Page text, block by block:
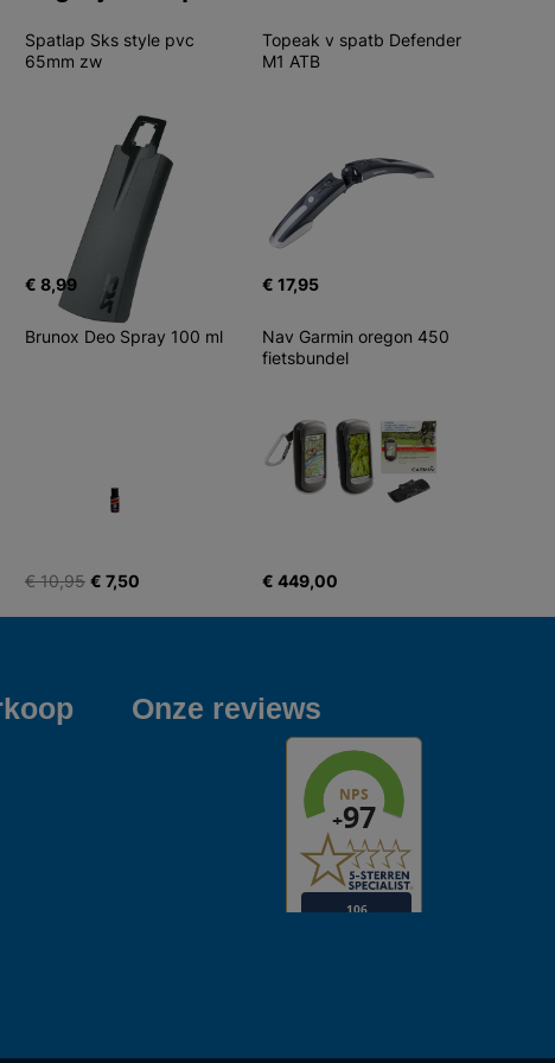
Spatlap Sks style pvc
65mm zw
€ 8,99
Topeak v spatb Defender
M1 ATB
€ 17,95
Brunox Deo Spray 100 ml
€ 10,95 € 7,50
Nav Garmin oregon 450
fietsbundel
€ 449,00
Onze reviews